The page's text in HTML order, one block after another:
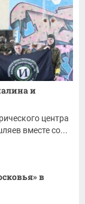
и
центра
вместе со...
в